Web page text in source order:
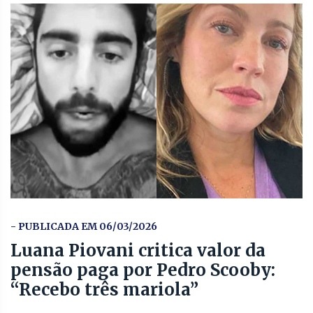
- PUBLICADA EM 06/03/2026
Luana Piovani critica valor da
pensão paga por Pedro Scooby:
“Recebo três mariola”